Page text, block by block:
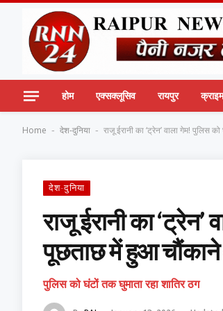
होम एक्सक्लूसिव रायपुर क्राइम
Home - देश-दुनिया - राजू ईरानी का ‘ट्रेन’ वाला गेम! पुलिस
देश-दुनिया
राजू ईरानी का
पूछताछ में हुआ चौंकाने
पुलिस को घंटों तक घुमाता रहा शातिर ठग